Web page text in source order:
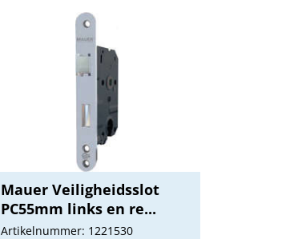
Mauer Veiligheidsslot
PC55mm links en re...
Artikelnummer: 1221530